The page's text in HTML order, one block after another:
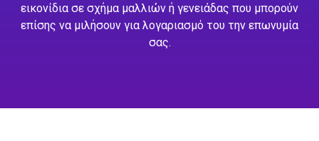
εικονίδια σε σχήμα μαλλιών ή γενειάδας που μπορούν
επίσης να μιλήσουν για λογαριασμό του την επωνυμία
σας.